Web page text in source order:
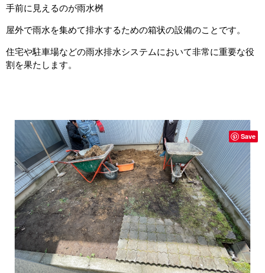
手前に見えるのが雨水桝
屋外で雨水を集めて排水するための箱状の設備のことです。
住宅や駐車場などの雨水排水システムにおいて非常に重要な役
割を果たします。
Save